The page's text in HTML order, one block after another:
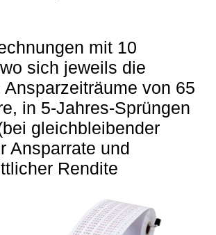
mit 10
sich jeweils die
von 65
in 5-Jahres-Sprüngen
gleichbleibender
Ansparrate und
Rendite